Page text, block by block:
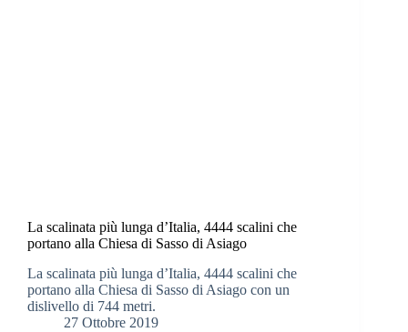
La scalinata più lunga d’Italia, 4444 scalini che
portano alla Chiesa di Sasso di Asiago
La scalinata più lunga d’Italia, 4444 scalini che
portano alla Chiesa di Sasso di Asiago con un
dislivello di 744 metri.
27 Ottobre 2019